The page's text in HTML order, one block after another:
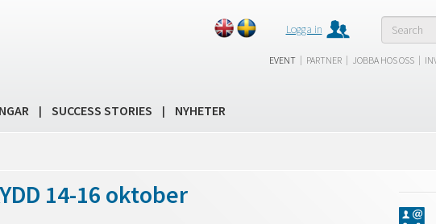
Logga in
EVENT | PARTNER | JOBBA HOS OSS |
| SUCCESS STORIES | NYHETER
14-16 oktober